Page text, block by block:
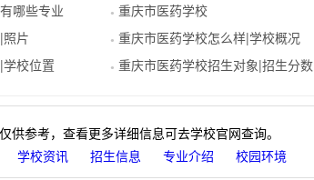
哪些专业 ● 重庆市医药学校
片 ● 重庆市医药学校怎么样|学校概况
校位置 ● 重庆市医药学校招生对象|招生分数
供参考，查看更多详细信息可去学校官网查询。
学校资讯 招生信息 专业介绍 校园环境